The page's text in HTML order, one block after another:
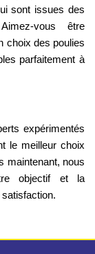
sont issues des
vous être
choix des poulies
parfaitement à
expérimentés
le meilleur choix
maintenant, nous
objectif et la